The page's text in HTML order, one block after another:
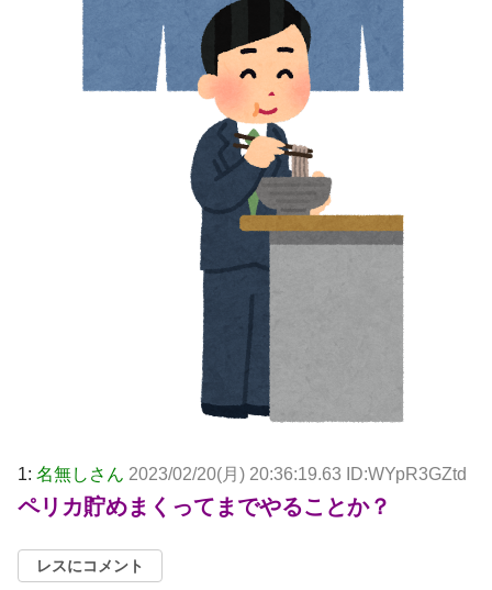
1: 名無しさん 2023/02/20(月) 20:36:19.63 ID:WYpR3GZtd
ペリカ貯めまくってまでやることか？
レスにコメント